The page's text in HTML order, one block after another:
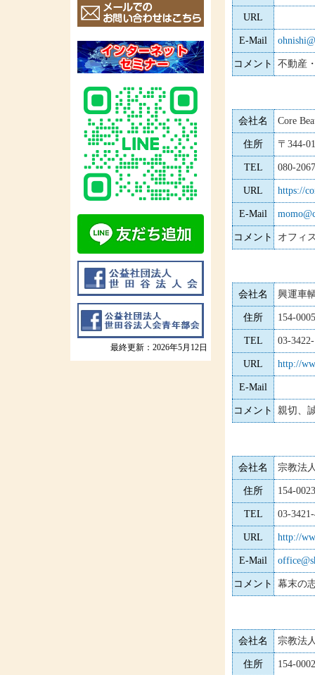
最終更新：2026年5月12日
URL
E-Mail
コメント 不動産
会社名 Core
住所 〒344-
TEL 080-
URL https://
E-Mail
コメント オフィ
会社名 興運車
住所 154-
TEL 03-
URL http://
E-Mail
コメント 親切、
会社名 宗教法
住所 154-
TEL 03-
URL http://
E-Mail
コメント 幕末の
会社名 宗教法
住所 154-